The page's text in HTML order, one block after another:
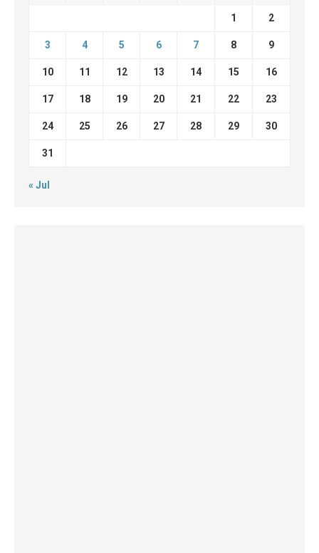
1 2
3 4 5 6 7 8 9
10 11 12 13 14 15 16
17 18 19 20 21 22 23
24 25 26 27 28 29 30
31
« Jul